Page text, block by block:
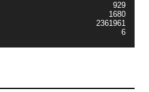
929
1680
2361961
6